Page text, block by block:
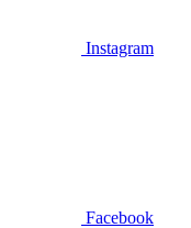
Instagram
Facebook